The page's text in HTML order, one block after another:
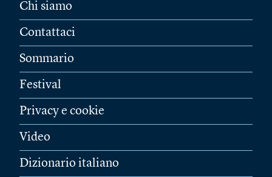
Chi siamo
Contattaci
Sommario
Festival
Privacy e cookie
Video
Dizionario italiano